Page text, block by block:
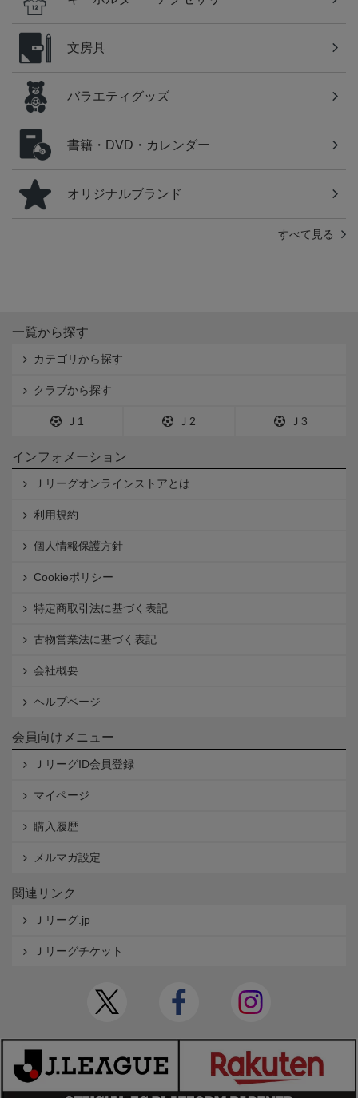
文房具
バラエティグッズ
書籍・DVD・カレンダー
オリジナルブランド
すべて見る
一覧から探す
カテゴリから探す
クラブから探す
Ｊ1 Ｊ2 Ｊ3
インフォメーション
Ｊリーグオンラインストアとは
利用規約
個人情報保護方針
Cookieポリシー
特定商取引法に基づく表記
古物営業法に基づく表記
会社概要
ヘルプページ
会員向けメニュー
ＪリーグID会員登録
マイページ
購入履歴
メルマガ設定
関連リンク
Ｊリーグ.jp
Ｊリーグチケット